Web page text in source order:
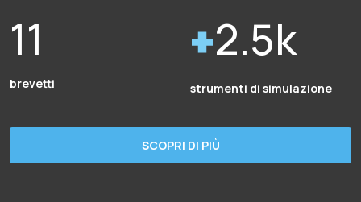
11
brevetti
2.5k
strumenti di simulazione
SCOPRI DI PIÙ